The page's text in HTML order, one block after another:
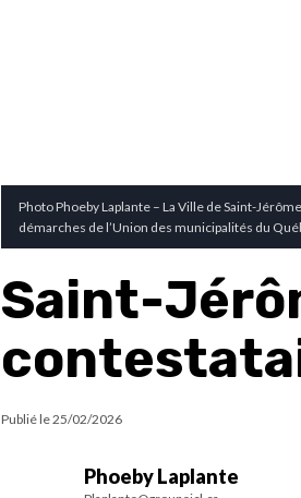
Photo Phoeby Laplante – La Ville de Saint-
démarches de l’Union des municipalités du
Saint-
Publié le25/02/2026
Phoeby Laplante